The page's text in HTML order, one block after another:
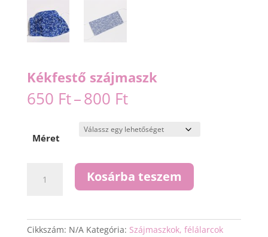
Kékfestő szájmaszk
650 Ft–800 FtÁrtartomány:
650 Ft
-
800 Ft
Méret
szájmaszk
Kosárba teszem
Cikkszám: N/A Kategória: Szájmaszkok, félálarcok